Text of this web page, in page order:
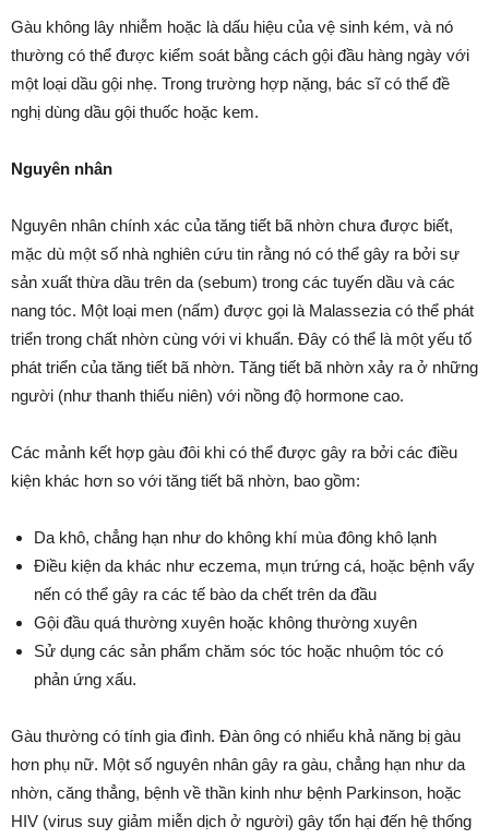
Gàu không lây nhiễm hoặc là dấu hiệu của vệ sinh kém, và nó
thường có thể được kiểm soát bằng cách gội đầu hàng ngày với
một loại dầu gội nhẹ. Trong trường hợp nặng, bác sĩ có thể đề
nghị dùng dầu gội thuốc hoặc kem.
Nguyên nhân
Nguyên nhân chính xác của tăng tiết bã nhờn chưa được biết,
mặc dù một số nhà nghiên cứu tin rằng nó có thể gây ra bởi sự
sản xuất thừa dầu trên da (sebum) trong các tuyến dầu và các
nang tóc. Một loại men (nấm) được gọi là Malassezia có thể phát
triển trong chất nhờn cùng với vi khuẩn. Đây có thể là một yếu tố
phát triển của tăng tiết bã nhờn. Tăng tiết bã nhờn xảy ra ở những
người (như thanh thiếu niên) với nồng độ hormone cao.
Các mảnh kết hợp gàu đôi khi có thể được gây ra bởi các điều
kiện khác hơn so với tăng tiết bã nhờn, bao gồm:
Da khô, chẳng hạn như do không khí mùa đông khô lạnh
Điều kiện da khác như eczema, mụn trứng cá, hoặc bệnh vẩy
nến có thể gây ra các tế bào da chết trên da đầu
Gội đầu quá thường xuyên hoặc không thường xuyên
Sử dụng các sản phẩm chăm sóc tóc hoặc nhuộm tóc có
phản ứng xấu.
Gàu thường có tính gia đình. Đàn ông có nhiểu khả năng bị gàu
hơn phụ nữ. Một số nguyên nhân gây ra gàu, chẳng hạn như da
nhờn, căng thẳng, bệnh về thần kinh như bệnh Parkinson, hoặc
HIV (virus suy giảm miễn dịch ở người) gây tổn hại đến hệ thống